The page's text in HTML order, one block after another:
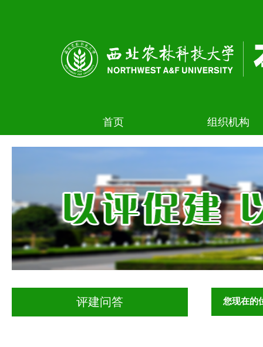
首页 组织机构
评建问答 您现在的